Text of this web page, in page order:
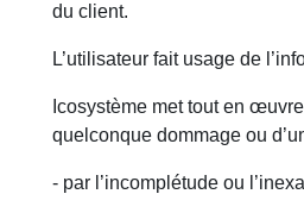
du client.
L’utilisateur fait usage de
Icosystème met tout en
quelconque dommage ou
- par l’incomplétude ou